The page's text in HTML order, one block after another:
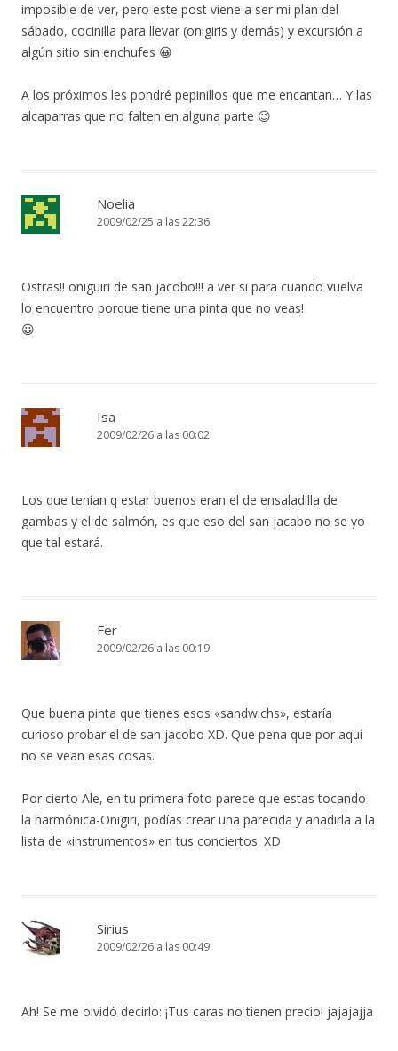
imposible de ver, pero este post viene a ser mi plan del
sábado, cocinilla para llevar (onigiris y demás) y excursión a
algún sitio sin enchufes 😀
A los próximos les pondré pepinillos que me encantan… Y las
alcaparras que no falten en alguna parte 😉
Noelia
2009/02/25 a las 22:36
Ostras!! oniguiri de san jacobo!!! a ver si para cuando vuelva
lo encuentro porque tiene una pinta que no veas!
😀
Isa
2009/02/26 a las 00:02
Los que tenían q estar buenos eran el de ensaladilla de
gambas y el de salmón, es que eso del san jacabo no se yo
que tal estará.
Fer
2009/02/26 a las 00:19
Que buena pinta que tienes esos «sandwichs», estaría
curioso probar el de san jacobo XD. Que pena que por aquí
no se vean esas cosas.
Por cierto Ale, en tu primera foto parece que estas tocando
la harmónica-Onigiri, podías crear una parecida y añadirla a la
lista de «instrumentos» en tus conciertos. XD
Sirius
2009/02/26 a las 00:49
Ah! Se me olvidó decirlo: ¡Tus caras no tienen precio! jajajajja